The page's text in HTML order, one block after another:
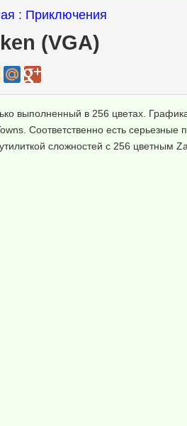
: Приключения
(VGA)
выполненный в 256 цветах.
Соответственно есть серьезные
сложностей с 256 цветным